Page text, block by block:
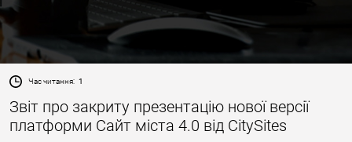
Час читання: 1
Звіт про закриту презентацію нової версії
платформи Сайт міста 4.0 від CitySites